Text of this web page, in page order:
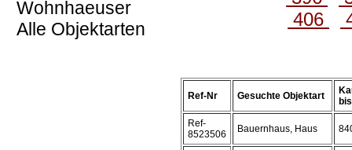
Wohnhaeuser
Alle Objektarten
406
Ref-Nr Gesuchte Objektart
Ref-
8523506
Bauernhaus, Haus